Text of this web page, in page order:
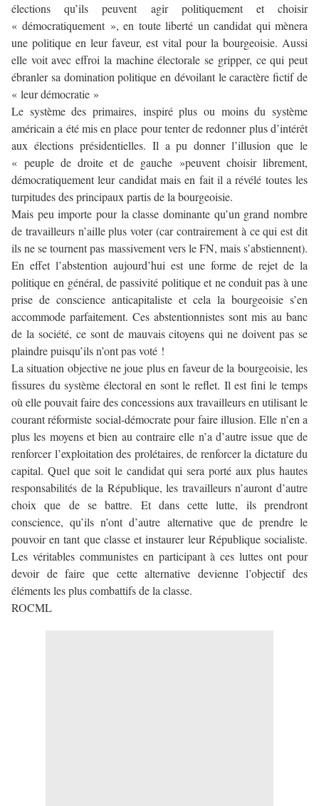
élections qu’ils peuvent agir politiquement et choisir
« démocratiquement », en toute liberté un candidat qui mènera
une politique en leur faveur, est vital pour la bourgeoisie. Aussi
elle voit avec effroi la machine électorale se gripper, ce qui peut
ébranler sa domination politique en dévoilant le caractère fictif de
« leur démocratie »
Le système des primaires, inspiré plus ou moins du système
américain a été mis en place pour tenter de redonner plus d’intérêt
aux élections présidentielles. Il a pu donner l’illusion que le
« peuple de droite et de gauche »peuvent choisir librement,
démocratiquement leur candidat mais en fait il a révélé toutes les
turpitudes des principaux partis de la bourgeoisie.
Mais peu importe pour la classe dominante qu’un grand nombre
de travailleurs n’aille plus voter (car contrairement à ce qui est dit
ils ne se tournent pas massivement vers le FN, mais s’abstiennent).
En effet l’abstention aujourd’hui est une forme de rejet de la
politique en général, de passivité politique et ne conduit pas à une
prise de conscience anticapitaliste et cela la bourgeoisie s’en
accommode parfaitement. Ces abstentionnistes sont mis au banc
de la société, ce sont de mauvais citoyens qui ne doivent pas se
plaindre puisqu’ils n’ont pas voté !
La situation objective ne joue plus en faveur de la bourgeoisie, les
fissures du système électoral en sont le reflet. Il est fini le temps
où elle pouvait faire des concessions aux travailleurs en utilisant le
courant réformiste social-démocrate pour faire illusion. Elle n’en a
plus les moyens et bien au contraire elle n’a d’autre issue que de
renforcer l’exploitation des prolétaires, de renforcer la dictature du
capital. Quel que soit le candidat qui sera porté aux plus hautes
responsabilités de la République, les travailleurs n’auront d’autre
choix que de se battre. Et dans cette lutte, ils prendront
conscience, qu’ils n’ont d’autre alternative que de prendre le
pouvoir en tant que classe et instaurer leur République socialiste.
Les véritables communistes en participant à ces luttes ont pour
devoir de faire que cette alternative devienne l’objectif des
éléments les plus combattifs de la classe.
ROCML